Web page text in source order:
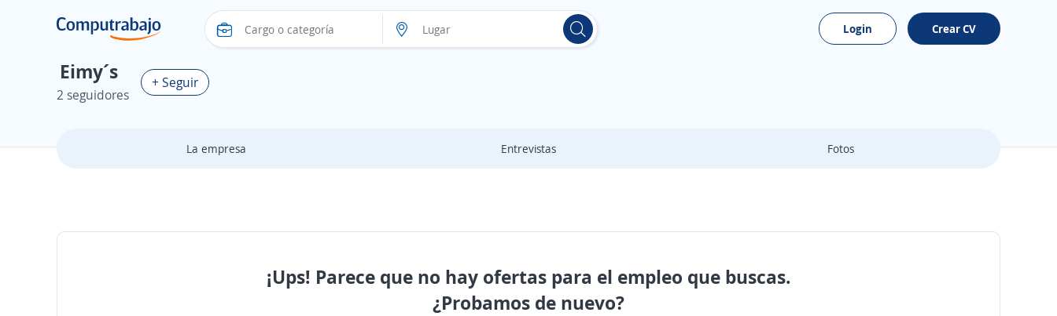
Login Crear CV
Eimy´s
2 seguidores
+ Seguir
La empresa Entrevistas Fotos
¡Ups! Parece que no hay ofertas para el empleo que buscas.
¿Probamos de nuevo?